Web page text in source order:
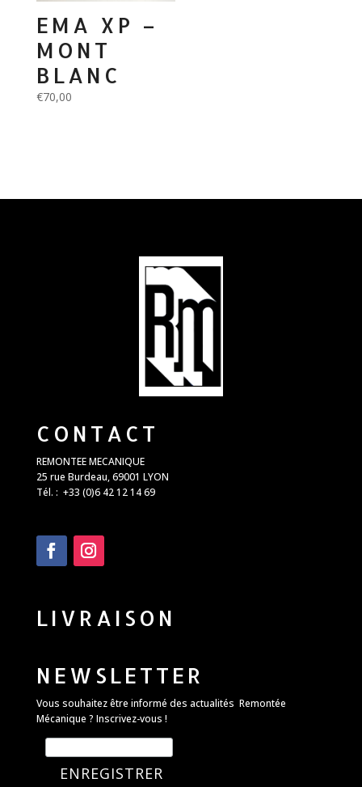
EMA XP –
MONT
BLANC
€70,00
CONTACT
REMONTEE MECANIQUE
25 rue Burdeau, 69001 LYON
Tél. : +33 (0)6 42 12 14 69
LIVRAISON
NEWSLETTER
Vous souhaitez être informé des actualités Remontée
Mécanique ? Inscrivez-vous !